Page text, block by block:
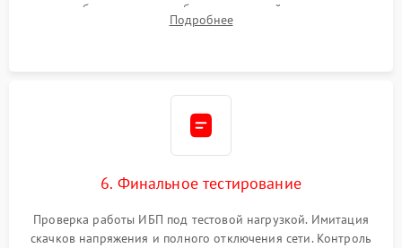
калибровки констант батареи, настройки порогов
срабатывания AVR и сброса счетчиков старения АКБ.
Подробнее
6. Финальное тестирование
Проверка работы ИБП под тестовой нагрузкой. Имитация
скачков напряжения и полного отключения сети. Контроль